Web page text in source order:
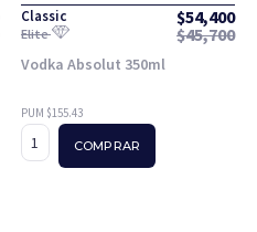
Classic $54,400
Elite $45,700
Vodka Absolut 350ml
PUM $155.43
COMPRAR